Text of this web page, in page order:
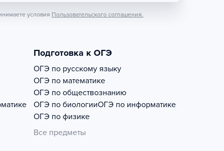
условия Пользовательского соглашения.
Подготовка к ОГЭ
ОГЭ по русскому языку
ОГЭ по математике
ОГЭ по обществознанию
ОГЭ по биологииОГЭ по информатике
ОГЭ по физике
Все предметы